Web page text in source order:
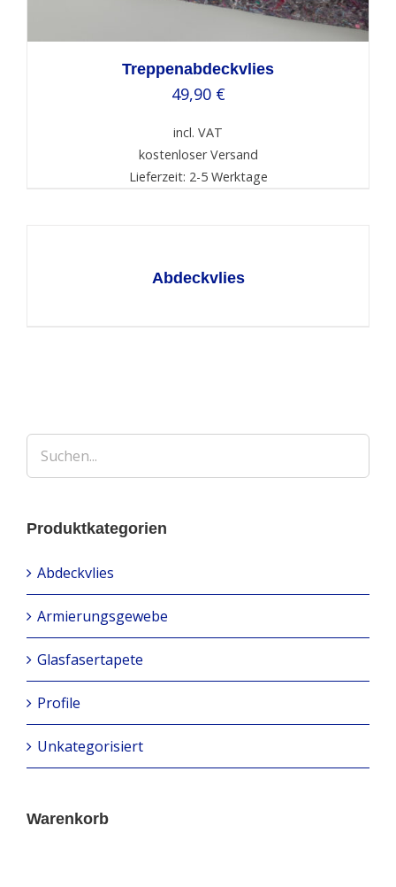
Treppenabdeckvlies
49,90 €
incl. VAT
kostenloser Versand
Lieferzeit: 2-5 Werktage
Abdeckvlies
Produktkategorien
Abdeckvlies
Armierungsgewebe
Glasfasertapete
Profile
Unkategorisiert
Warenkorb